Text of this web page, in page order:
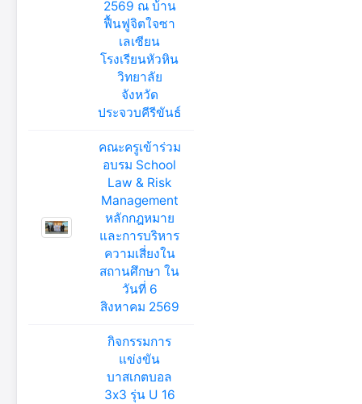
2569 ณ บ้าน
ฟื้นฟูจิตใจซา
เลเซียน
โรงเรียนหัวหิน
วิทยาลัย
จังหวัด
ประจวบคีรีขันธ์
คณะครูเข้าร่วม
อบรม School
Law & Risk
Management
หลักกฎหมาย
และการบริหาร
ความเสี่ยงใน
สถานศึกษา ใน
วันที่ 6
สิงหาคม 2569
กิจกรรมการ
แข่งขัน
บาสเกตบอล
3x3 รุ่น U 16